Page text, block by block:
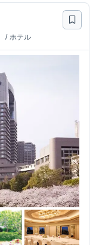
/ ホテル